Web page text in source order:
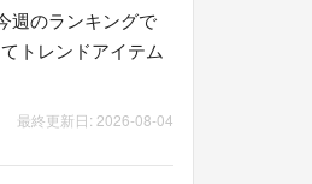
週のランキングで
トレンドアイテム
最終更新日: 2026-08-04